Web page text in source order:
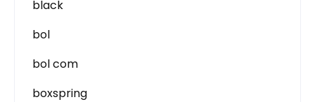
black
bol
bol com
boxspring